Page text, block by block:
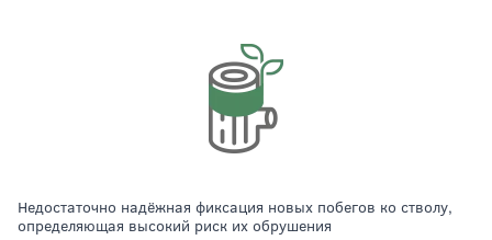
Недостаточно надёжная фиксация новых побегов ко стволу,
определяющая высокий риск их обрушения